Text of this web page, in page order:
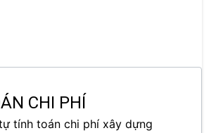
CHI PHÍ
tính toán chi phí xây dựng